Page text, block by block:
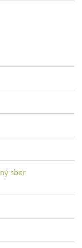
sbor